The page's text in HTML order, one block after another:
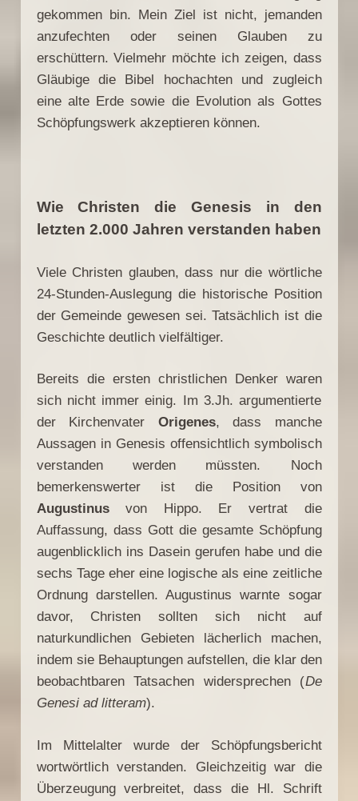
gekommen bin. Mein Ziel ist nicht, jemanden
anzufechten oder seinen Glauben zu
erschüttern. Vielmehr möchte ich zeigen, dass
Gläubige die Bibel hochachten und zugleich
eine alte Erde sowie die Evolution als Gottes
Schöpfungswerk akzeptieren können.
Wie Christen die Genesis in den
letzten 2.000 Jahren verstanden haben
Viele Christen glauben, dass nur die wörtliche
24-Stunden-Auslegung die historische Position
der Gemeinde gewesen sei. Tatsächlich ist die
Geschichte deutlich vielfältiger.
Bereits die ersten christlichen Denker waren
sich nicht immer einig. Im 3.Jh. argumentierte
der Kirchenvater Origenes, dass manche
Aussagen in Genesis offensichtlich symbolisch
verstanden werden müssten. Noch
bemerkenswerter ist die Position von
Augustinusvon Hippo. Er vertrat die
Auffassung, dass Gott die gesamte Schöpfung
augenblicklich ins Dasein gerufen habe und die
sechs Tage eher eine logische als eine zeitliche
Ordnung darstellen. Augustinus warnte sogar
davor, Christen sollten sich nicht auf
naturkundlichen Gebieten lächerlich machen,
indem sie Behauptungen aufstellen, die klar den
beobachtbaren Tatsachen widersprechen (De
Genesi ad litteram).
Im Mittelalter wurde der Schöpfungsbericht
wortwörtlich verstanden. Gleichzeitig war die
Überzeugung verbreitet, dass die Hl. Schrift